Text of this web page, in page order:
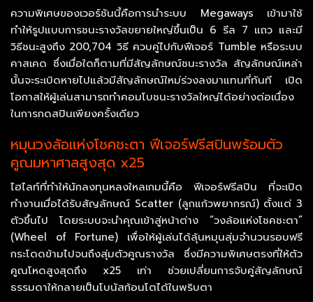
ความพิเศษของเวอร์ชันนี้คือการนำระบบ Megaways เข้ามาใช้
ทำให้รูปแบบการชนะรางวัลขยายใหญ่ขึ้นเป็น 6 รีล 7 แถว และมี
วิธีชนะสูงถึง 200,704 วิธี ควบคู่ไปกับฟีเจอร์ Tumble หรือระบบ
คาสเคด ซึ่งเมื่อใดก็ตามที่มีสัญลักษณ์ชนะรางวัล สัญลักษณ์เหล่า
นั้นจะระเบิดหายไปแล้วมีสัญลักษณ์ใหม่ร่วงลงมาแทนที่ทันที เปิด
โอกาสให้ผู้เล่นสามารถทำคอมโบชนะรางวัลใหญ่ได้อย่างต่อเนื่อง
ในการกดสปินเพียงครั้งเดียว
หมุนวงล้อแห่งโชคชะตา ฟีเจอร์ฟรีสปินพร้อมตัว
คูณมหาศาลสูงสุด x25
ไฮไลท์ที่ทำให้นักลงทุนหลงใหลเกมนี้คือ ฟีเจอร์ฟรีสปิน ที่จะเปิด
ทำงานเมื่อได้รับสัญลักษณ์ Scatter (ลูกแก้วพยากรณ์) ตั้งแต่ 3
ตัวขึ้นไป โดยระบบจะนำคุณเข้าสู่หน้าต่าง “วงล้อแห่งโชคชะตา”
(Wheel of Fortune) เพื่อให้ผู้เล่นได้ลุ้นหมุนสุ่มจำนวนรอบฟรี
กระโดดข้ามไปจนถึงสุ่มตัวคูณรางวัล ซึ่งมีความพิเศษตรงที่ให้ตัว
คูณโหดสูงสุดถึง x25 เท่า ช่วยเปลี่ยนการจับคู่สัญลักษณ์
ธรรมดาให้กลายเป็นโบนัสก้อนโตได้ในพริบตา